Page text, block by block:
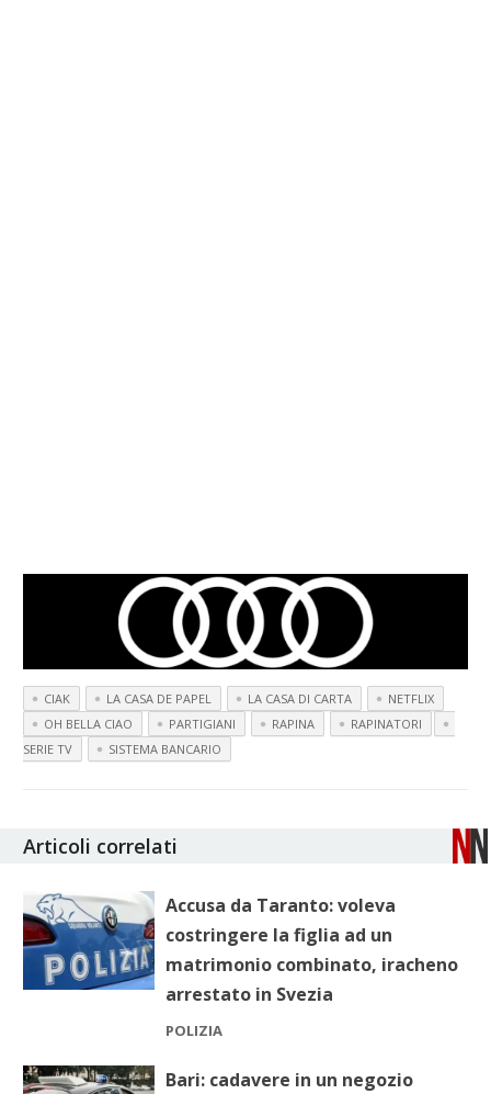
CIAK LA CASA DE PAPEL LA CASA DI CARTA
NETFLIX
OH BELLA CIAO
PARTIGIANI RAPINA
RAPINATORI
SERIE TV
SISTEMA BANCARIO
Articoli correlati
Accusa da Taranto: voleva
costringere la figlia ad un
matrimonio combinato, iracheno
arrestato in Svezia
POLIZIA
Bari: cadavere in un negozio